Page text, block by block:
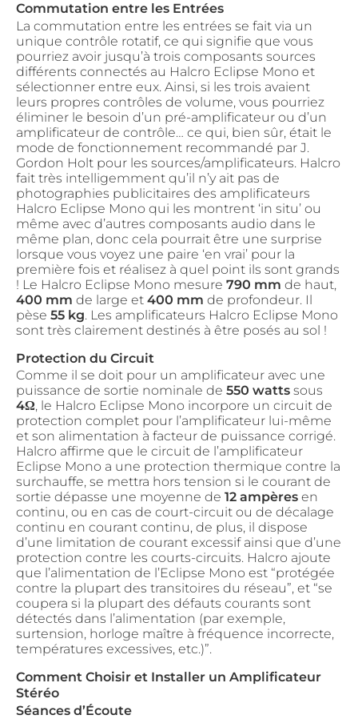
Commutation entre les Entrées
La commutation entre les entrées se fait via un
unique contrôle rotatif, ce qui signifie que vous
pourriez avoir jusqu’à trois composants sources
différents connectés au Halcro Eclipse Mono et
sélectionner entre eux. Ainsi, si les trois avaient
leurs propres contrôles de volume, vous pourriez
éliminer le besoin d’un pré-amplificateur ou d’un
amplificateur de contrôle… ce qui, bien sûr, était le
mode de fonctionnement recommandé par J.
Gordon Holt pour les sources/amplificateurs. Halcro
fait très intelligemment qu’il n’y ait pas de
photographies publicitaires des amplificateurs
Halcro Eclipse Mono qui les montrent ‘in situ’ ou
même avec d’autres composants audio dans le
même plan, donc cela pourrait être une surprise
lorsque vous voyez une paire ‘en vrai’ pour la
première fois et réalisez à quel point ils sont grands
! Le Halcro Eclipse Mono mesure 790 mm de haut,
400 mm de large et 400 mm de profondeur. Il
pèse 55 kg. Les amplificateurs Halcro Eclipse Mono
sont très clairement destinés à être posés au sol !
Protection du Circuit
Comme il se doit pour un amplificateur avec une
puissance de sortie nominale de 550 watts sous
4Ω, le Halcro Eclipse Mono incorpore un circuit de
protection complet pour l’amplificateur lui-même
et son alimentation à facteur de puissance corrigé.
Halcro affirme que le circuit de l’amplificateur
Eclipse Mono a une protection thermique contre la
surchauffe, se mettra hors tension si le courant de
sortie dépasse une moyenne de 12 ampères en
continu, ou en cas de court-circuit ou de décalage
continu en courant continu, de plus, il dispose
d’une limitation de courant excessif ainsi que d’une
protection contre les courts-circuits. Halcro ajoute
que l’alimentation de l’Eclipse Mono est “protégée
contre la plupart des transitoires du réseau”, et “se
coupera si la plupart des défauts courants sont
détectés dans l’alimentation (par exemple,
surtension, horloge maître à fréquence incorrecte,
températures excessives, etc.)”.
Comment Choisir et Installer un Amplificateur
Stéréo
Séances d’Écoute